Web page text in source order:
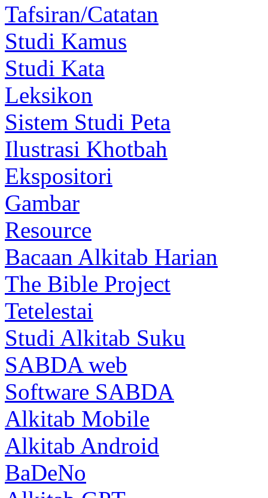
Tafsiran/Catatan
Studi Kamus
Studi Kata
Leksikon
Sistem Studi Peta
Ilustrasi Khotbah
Ekspositori
Gambar
Resource
Bacaan Alkitab Harian
The Bible Project
Tetelestai
Studi Alkitab Suku
SABDA web
Software SABDA
Alkitab Mobile
Alkitab Android
BaDeNo